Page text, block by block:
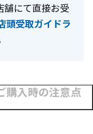
舗にて直接お受
頭受取ガイドラ
購入時の注意点